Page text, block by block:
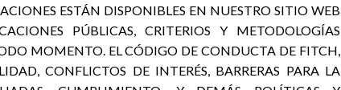
ESTÁN DISPONIBLES EN NUESTRO SITIO WEB
PÚBLICAS, CRITERIOS Y METODOLOGÍAS
MOMENTO. EL CÓDIGO DE CONDUCTA DE FITCH,
CONFLICTOS DE INTERÉS, BARRERAS PARA LA